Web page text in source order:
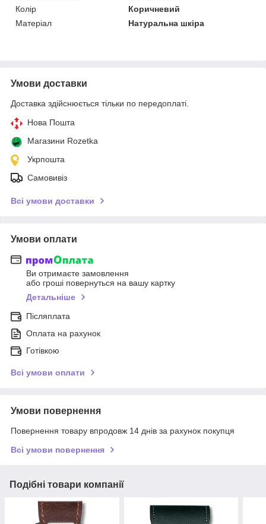
Колір
Коричневий
Матеріал
Натуральна шкіра
Умови доставки
Доставка здійснюється тільки по передоплаті.
Нова Пошта
Магазини Rozetka
Укрпошта
Самовивіз
Всі умови доставки
Умови оплати
Ви отримаєте замовлення
або гроші повернуться на вашу картку
Детальніше
Післяплата
Оплата на рахунок
Готівкою
Всі умови оплати
Умови повернення
Повернення товару впродовж 14 днів за рахунок покупця
Всі умови повернення
Подібні товари компанії